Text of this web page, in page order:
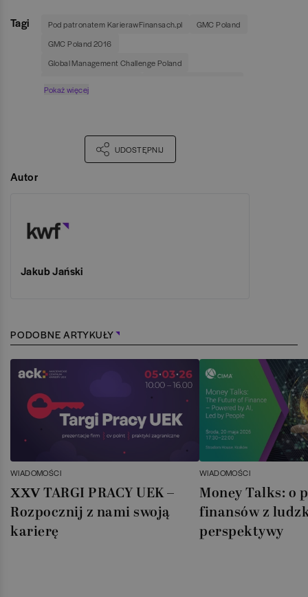
Tagi Pod patronatem KarierawFinansach.pl
GMC Poland
GMC Poland 2016
Global Management Challenge Poland
MBA Akademia Leona Koźmińskiego
Akademia Leona Koźmińskiego
Pokaż więcej
UDOSTĘPNIJ
Autor
Jakub Jański
PODOBNE ARTYKUŁY
WIADOMOŚCI
XXV TARGI PRACY UEK –
Rozpocznij z nami swoją
karierę
WIADOMOŚCI
Money Talks: o
finansów z
perspektywy